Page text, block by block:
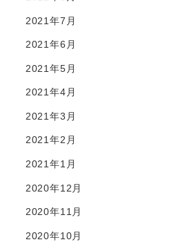
2021年7月
2021年6月
2021年5月
2021年4月
2021年3月
2021年2月
2021年1月
2020年12月
2020年11月
2020年10月